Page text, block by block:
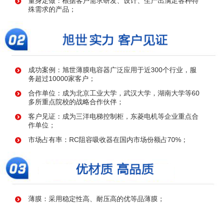
殊需求的产品；
成功案例：旭世薄膜电容器广泛应用于近300个行业，服
务超过10000家客户；
合作单位：成为北京工业大学，武汉大学，湖南大学等60
多所重点院校的战略合作伙伴；
客户见证：成为三洋电梯控制柜，东菱电机等企业重点合
作单位；
市场占有率：RC阻容吸收器在国内市场份额占70%；
薄膜：采用稳定性高、耐压高的优等品薄膜；